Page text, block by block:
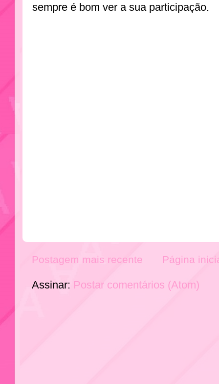
sempre é bom ver a sua participação.
Postagem mais recente Página
Assinar: Postar comentários (Atom)